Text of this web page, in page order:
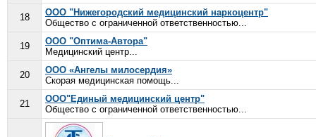
18
ООО "Нижегородский медицинский наркоцентр"
Общество с ограниченной ответственностью...
19
ООО "Оптима-Автора"
Медицинский центр...
20
ООО «Ангелы милосердия»
Скорая медицинская помощь...
21
ООО"Единый медицинский центр"
Общество с ограниченной ответственностью...